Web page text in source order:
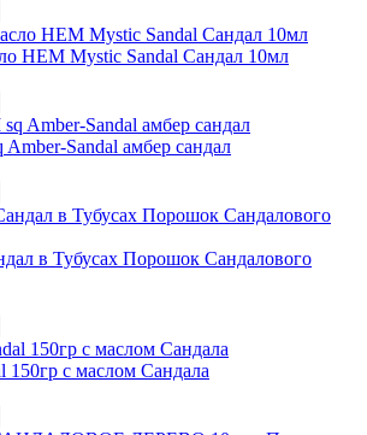
HEM Mystic Sandal Сандал 10мл
Sandal амбер сандал
в Тубусах Порошок Сандалового
с маслом Сандала